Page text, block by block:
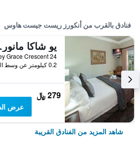
فنادق بالقرب من أنكورز ريست جيست هاوس
يو
0.2 كيلومتر عن وسط المدينة
279 ﷼
عرض
شاهد المزيد من الفنادق القريبة